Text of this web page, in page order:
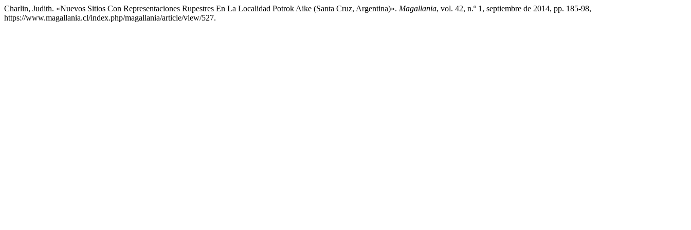
Charlin, Judith. «Nuevos Sitios Con Representaciones Rupestres En La Localidad Potrok Aike (Santa Cruz, Argentina)». Magallania, vol. 42, n.º 1, septiembre de 2014, pp. 185-98,
https://www.magallania.cl/index.php/magallania/article/view/527.